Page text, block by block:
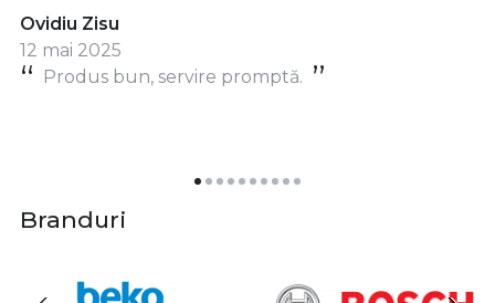
Produs bun, servire promptă.
Ovidiu Zisu
12 mai 2025
Branduri